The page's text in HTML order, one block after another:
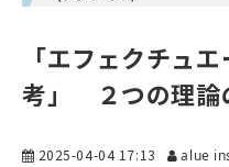
「エフェクチュ
考」 ２つの理論
2025-04-04 17:13
alue